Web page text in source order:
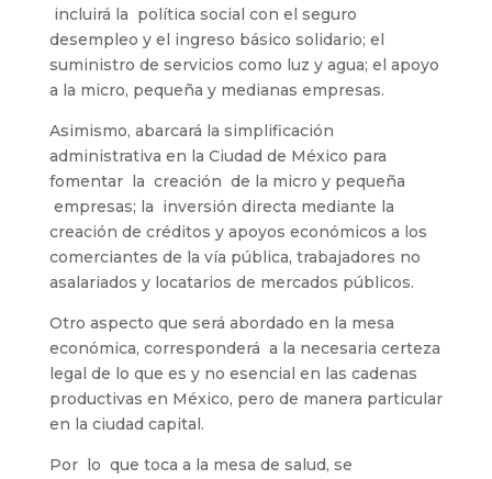
incluirá la política social con el seguro
desempleo y el ingreso básico solidario; el
suministro de servicios como luz y agua; el apoyo
a la micro, pequeña y medianas empresas.
Asimismo, abarcará la simplificación
administrativa en la Ciudad de México para
fomentar la creación de la micro y pequeña
empresas; la inversión directa mediante la
creación de créditos y apoyos económicos a los
comerciantes de la vía pública, trabajadores no
asalariados y locatarios de mercados públicos.
Otro aspecto que será abordado en la mesa
económica, corresponderá a la necesaria certeza
legal de lo que es y no esencial en las cadenas
productivas en México, pero de manera particular
en la ciudad capital.
Por lo que toca a la mesa de salud, se